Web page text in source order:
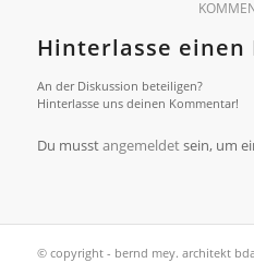
Hinterlasse einen
An der Diskussion beteiligen?
Hinterlasse uns deinen Kommentar!
Du musstangemeldetsein, um
© copyright - bernd mey. architekt